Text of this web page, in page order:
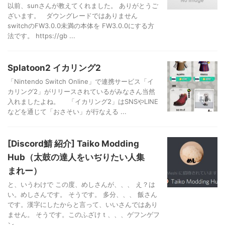
以前、sunさんが教えてくれました。 ありがとうご
ざいます。 ダウングレードではありません
switchのFW3.0.0未満の本体を FW3.0.0にする方
法です。 https://gb ...
Splatoon2 イカリング2
「Nintendo Switch Online」で連携サービス「イ
カリング2」がリリースされているがみなさん当然
入れましたよね。 「イカリング2」はSNSやLINE
などを通じて「おさそい」が行なえる ...
[Discord鯖 紹介] Taiko Modding
Hub（太鼓の達人をいぢりたい人集
まれー）
と、いうわけで この度、めしさんが、、、 え？は
い。めしさんです。 そうです。 多分、、、 飯さん
です。漢字にしたからと言って、いいさんではあり
ません。 そうです。このふざけｔ、、、ゲフンゲフ